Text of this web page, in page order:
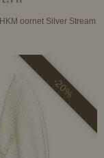
HKM oornet Silver Stream
-20%